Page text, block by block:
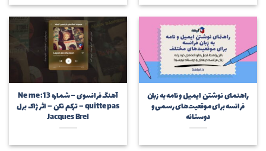
راهنمای نوشتن ایمیل و نامه به زبان
فرانسه برای موقعیت‌های رسمی و
دوستانه
آهنگ فرانسوی – شماره 13: Ne me
quitte pas – ترکم نکن – اثر ژاک برل
Jacques Brel